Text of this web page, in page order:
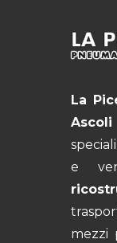
La
e
mezzi